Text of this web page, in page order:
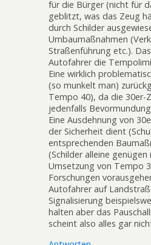
für die Bürger (nicht für
geblitzt, was das Zeug
durch Schilder
Umbaumaßnahmen
Straßenführung etc.).
Autofahrer die
Eine wirklich
(so munkelt man)
Tempo 40), da die 30er-
jedenfalls
Eine Ausdehnung von
der Sicherheit dient
entsprechenden
(Schilder alleine genügen
Umsetzung von Tempo
Forschungen
Autofahrer auf
Signalisierung
halten aber das
scheint also alles gar